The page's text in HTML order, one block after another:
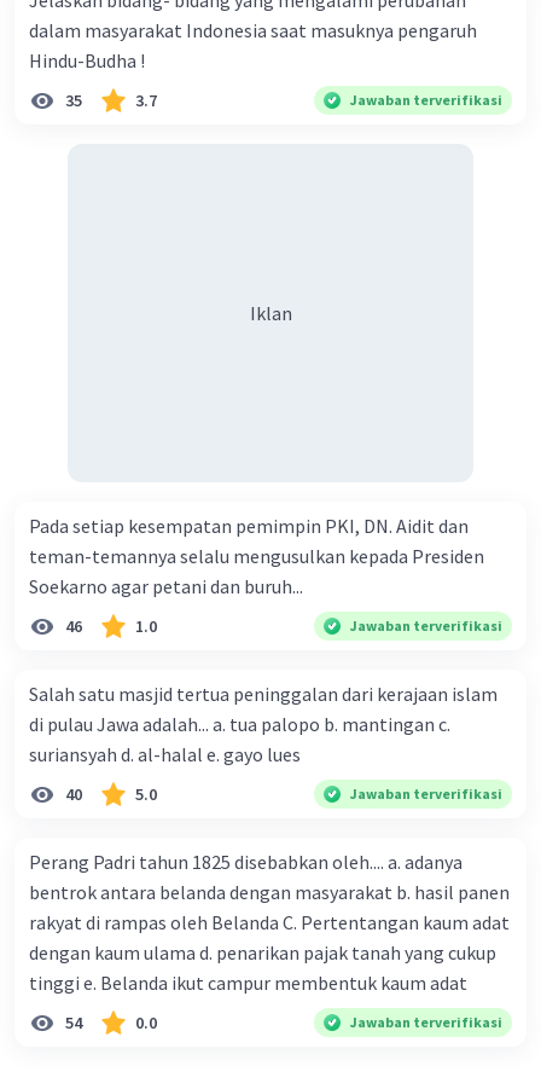
Beri Rating·0.0(0) Balas
dalam masyarakat Indonesia saat masuknya pengaruh
Hindu-Budha !
35 3.7 Jawaban terverifikasi
Iklan
Pada setiap kesempatan pemimpin PKI, DN. Aidit dan
teman-temannya selalu mengusulkan kepada Presiden
Soekarno agar petani dan buruh...
46 1.0 Jawaban terverifikasi
Salah satu masjid tertua peninggalan dari kerajaan islam
di pulau Jawa adalah... a. tua palopo b. mantingan c.
suriansyah d. al-halal e. gayo lues
40 5.0 Jawaban terverifikasi
Perang Padri tahun 1825 disebabkan oleh.... a. adanya
bentrok antara belanda dengan masyarakat b. hasil panen
rakyat di rampas oleh Belanda C. Pertentangan kaum adat
dengan kaum ulama d. penarikan pajak tanah yang cukup
tinggi e. Belanda ikut campur membentuk kaum adat
54 0.0 Jawaban terverifikasi